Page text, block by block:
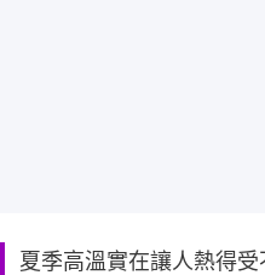
夏季高溫實在讓人熱得